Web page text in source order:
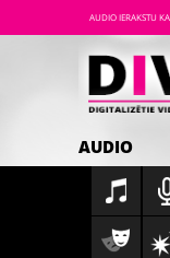
AUDIO IERAKSTU
AUDIO